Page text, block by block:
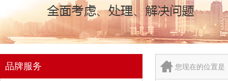
品牌服务 您现在的位置是